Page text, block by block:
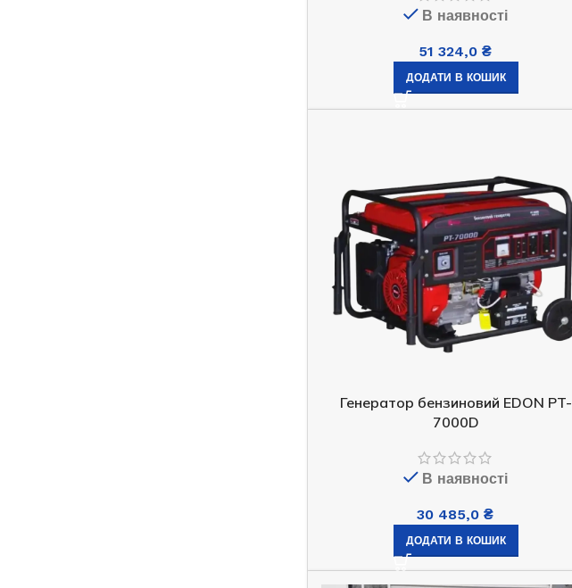
В наявності
51 324,0 ₴
ДОДАТИ В КОШИК
Генератор бензиновий EDON PT-
7000D
В наявності
30 485,0 ₴
ДОДАТИ В КОШИК